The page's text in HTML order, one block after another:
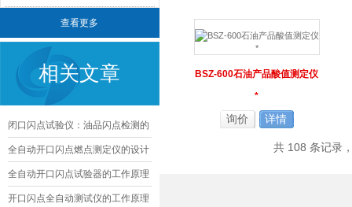
查看更多
相关文章
闭口闪点试验仪：油品闪点检测的
核心精准工具
全自动开口闪点燃点测定仪的设计
与优化
全自动开口闪点试验器的工作原理
及其应用
开口闪点全自动测试仪的工作原理
BSZ-600石油产品酸值测定仪
*
询价 详情
共 108 条记录